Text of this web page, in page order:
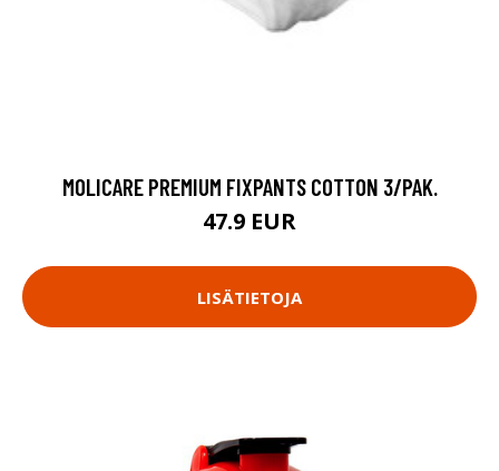
MOLICARE PREMIUM FIXPANTS COTTON 3/PAK.
47.9 EUR
LISÄTIETOJA